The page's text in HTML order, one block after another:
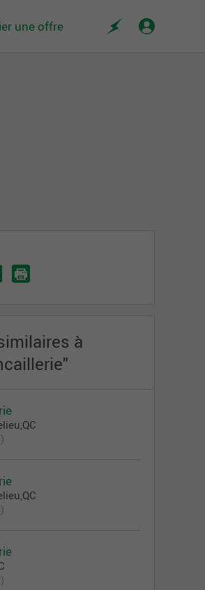
une offre
à